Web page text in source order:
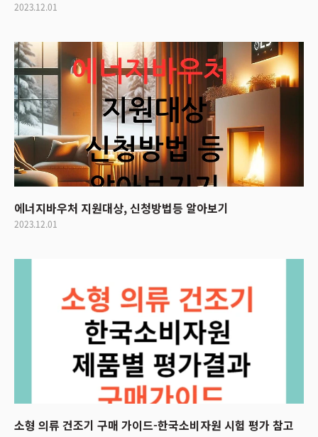
2023.12.01
에너지바우처 지원대상, 신청방법등 알아보기
2023.12.01
소형 의류 건조기 구매 가이드-한국소비자원 시험 평가 참고